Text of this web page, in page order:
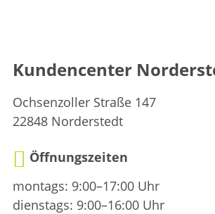
Kundencenter
Ochsenzoller Straße 147
22848 Norderstedt
Öffnungszeiten
montags: 9:00–17:00 Uhr
dienstags: 9:00–16:00 Uhr